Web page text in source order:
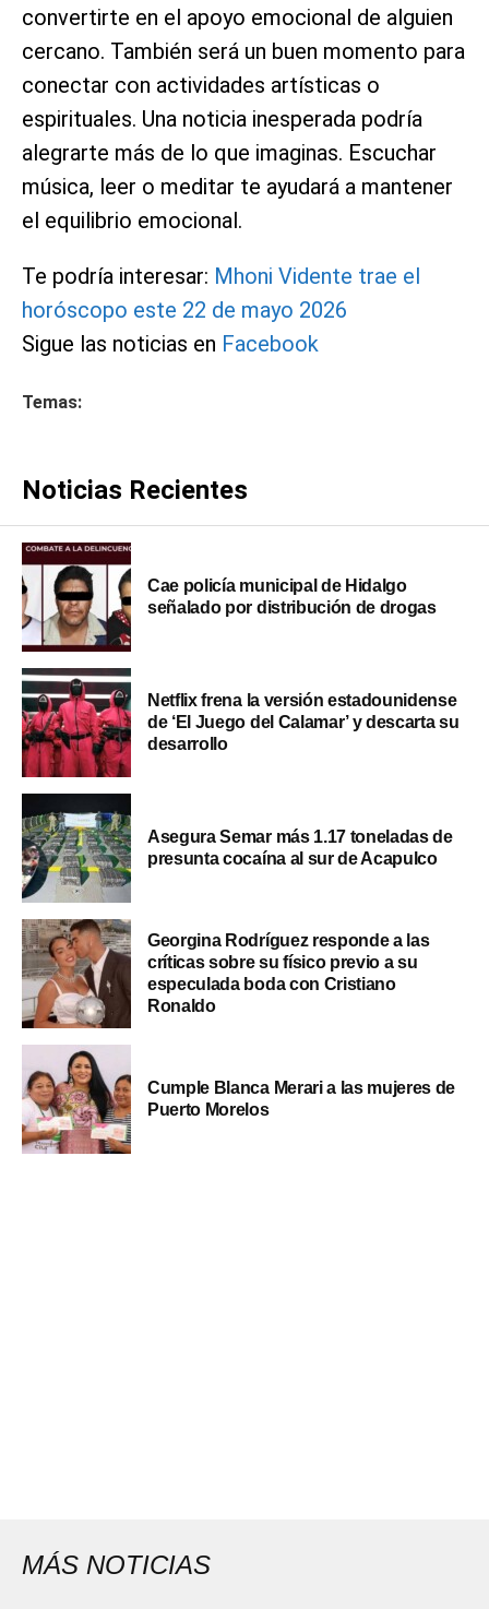
convertirte en el apoyo emocional de alguien
cercano. También será un buen momento para
conectar con actividades artísticas o
espirituales. Una noticia inesperada podría
alegrarte más de lo que imaginas. Escuchar
música, leer o meditar te ayudará a mantener
el equilibrio emocional.
Te podría interesar: Mhoni Vidente trae el
horóscopo este 22 de mayo 2026
Sigue las noticias en Facebook
Temas:
Noticias Recientes
Cae policía municipal de Hidalgo
señalado por distribución de drogas
Netflix frena la versión estadounidense
de ‘El Juego del Calamar’ y descarta su
desarrollo
Asegura Semar más 1.17 toneladas de
presunta cocaína al sur de Acapulco
Georgina Rodríguez responde a las
críticas sobre su físico previo a su
especulada boda con Cristiano
Ronaldo
Cumple Blanca Merari a las mujeres de
Puerto Morelos
MÁS NOTICIAS